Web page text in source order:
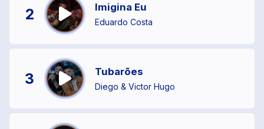
2 Imigina Eu
Eduardo Costa
3 Tubarões
Diego & Victor Hugo